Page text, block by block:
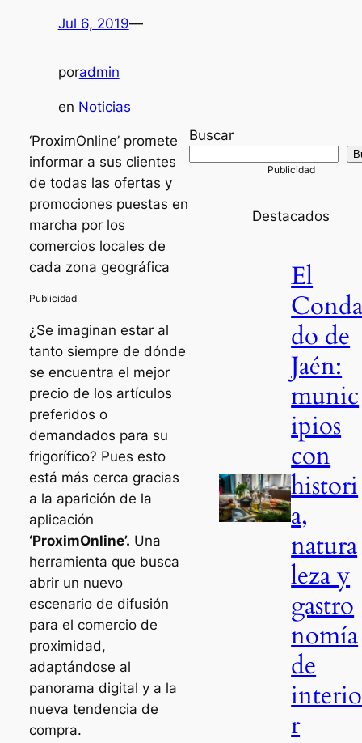
Jul 6, 2019—
poradmin
en Noticias
‘ProximOnline’ promete
informar a sus clientes
de todas las ofertas y
promociones puestas en
marcha por los
comercios locales de
cada zona geográfica
¿Se imaginan estar al
tanto siempre de dónde
se encuentra el mejor
precio de los artículos
preferidos o
demandados para su
frigorífico? Pues esto
está más cerca gracias
a la aparición de la
aplicación
‘ProximOnline’. Una
herramienta que busca
abrir un nuevo
escenario de difusión
para el comercio de
proximidad,
adaptándose al
panorama digital y a la
nueva tendencia de
compra.
Buscar
Destacados
El
do de
Jaén:
munic
ipios
con
histori
a,
natura
leza y
gastro
nomía
de
interio
r